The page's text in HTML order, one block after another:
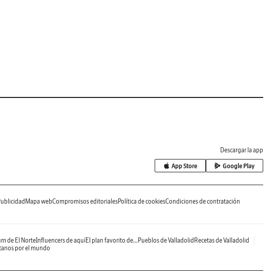
Descargar la app
App Store Google Play
Mapa webCompromisos editorialesPolítica de cookiesCondiciones de contratación
de El NorteInfluencers de aquíEl plan favorito de... Pueblos de Valladolid Recetas de Valladolid
por el mundo